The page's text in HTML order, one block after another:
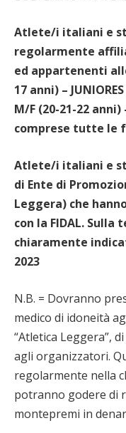
Atlete/i italiani e
regolarmente
ed appartenenti
17 anni) –
M/F (20-21-22 anni)
comprese tutte le
Atlete/i italiani e
di Ente di
Leggera) che
con la FIDAL. Sulla
chiaramente
2023
N.B. = Dovranno
medico di idoneità
“Atletica Leggera”,
agli organizzatori.
regolarmente nella
potranno godere di
montepremi in